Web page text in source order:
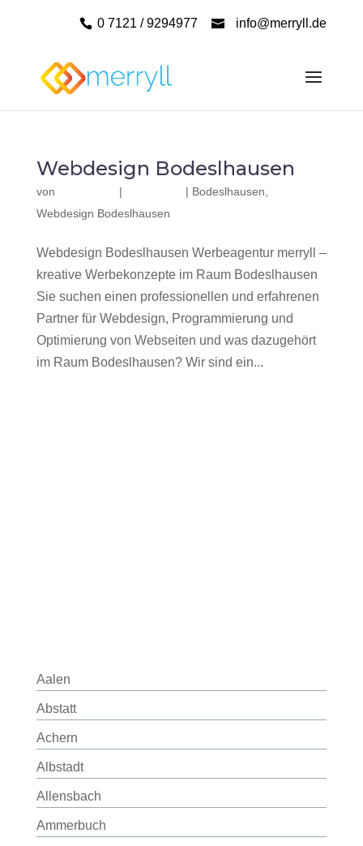
0 7121 / 9294977 info@merryll.de
Webdesign Bodeslhausen
von | | Bodeslhausen
Webdesign Bodeslhausen
Webdesign Bodeslhausen Werbeagentur merryll –
kreative Werbekonzepte im Raum Bodeslhausen
Sie suchen einen professionellen und erfahrenen
Partner für Webdesign, Programmierung und
Optimierung von Webseiten und was dazugehört
im Raum Bodeslhausen? Wir sind ein...
Aalen
Abstatt
Achern
Albstadt
Allensbach
Ammerbuch